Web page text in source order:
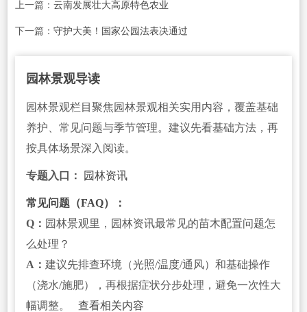
上一篇： 云南发展壮大高原特色农业
下一篇： 守护大美！国家公园法表决通过
园林景观导读
园林景观栏目聚焦园林景观相关实用内容，覆盖基础
养护、常见问题与季节管理。建议先看基础方法，再
按具体场景深入阅读。
专题入口： 园林资讯
常见问题（FAQ）：
Q： 园林景观里，园林资讯最常见的苗木配置问题怎
么处理？
A： 建议先排查环境（光照/温度/通风）和基础操作
（浇水/施肥），再根据症状分步处理，避免一次性大
幅调整。
查看相关内容